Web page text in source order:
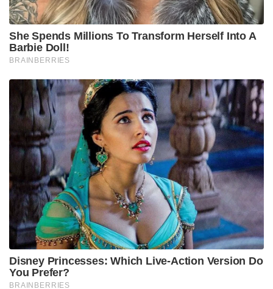
She Spends Millions To Transform Herself Into A
Barbie Doll!
BRAINBERRIES
Disney Princesses: Which Live-Action Version Do
You Prefer?
BRAINBERRIES